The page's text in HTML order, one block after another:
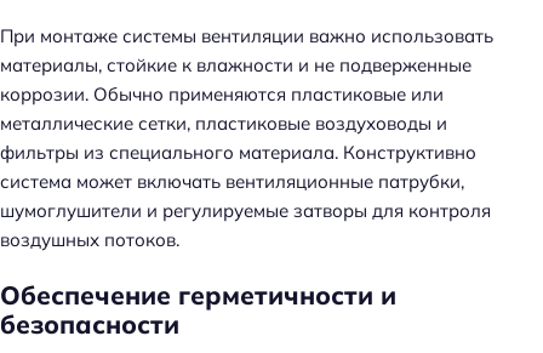
При монтаже системы вентиляции важно использовать
материалы, стойкие к влажности и не подверженные
коррозии. Обычно применяются пластиковые или
металлические сетки, пластиковые воздуховоды и
фильтры из специального материала. Конструктивно
система может включать вентиляционные патрубки,
шумоглушители и регулируемые затворы для контроля
воздушных потоков.
Обеспечение герметичности и
безопасности